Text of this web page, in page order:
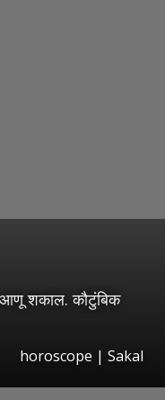
आणू शकाल. कौटुंबिक
horoscope | Sakal